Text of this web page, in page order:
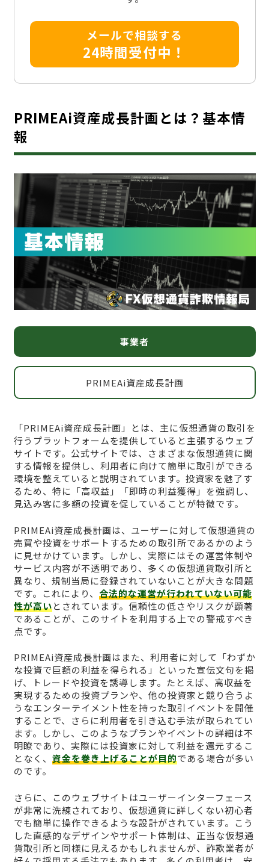
メールで相談する
24時間受付中！
PRIMEAi資産成長計画とは？基本情
報
事業者
PRIMEAi資産成長計画
「PRIMEAi資産成長計画」とは、主に仮想通貨の取引を
行うプラットフォームを提供していると主張するウェブ
サイトです。公式サイトでは、さまざまな仮想通貨に関
する情報を提供し、利用者に向けて簡単に取引ができる
環境を整えていると説明されています。投資家を魅了す
るため、特に「高収益」「即時の利益獲得」を強調し、
見込み客に多額の投資を促していることが特徴です。
PRIMEAi資産成長計画は、ユーザーに対して仮想通貨の
売買や投資をサポートするための取引所であるかのよう
に見せかけています。しかし、実際にはその運営体制や
サービス内容が不透明であり、多くの仮想通貨取引所と
異なり、規制当局に登録されていないことが大きな問題
です。これにより、 合法的な運営が行われていない可能
性が高いとされています。信頼性の低さやリスクが顕著
であることが、このサイトを利用する上での警戒すべき
点です。
PRIMEAi資産成長計画はまた、利用者に対して「わずか
な投資で巨額の利益を得られる」といった宣伝文句を掲
げ、トレードや投資を誘導します。たとえば、高収益を
実現するための投資プランや、他の投資家と競り合うよ
うなエンターテイメント性を持った取引イベントを開催
することで、さらに利用者を引き込む手法が取られてい
ます。しかし、このようなプランやイベントの詳細は不
明瞭であり、実際には投資家に対して利益を還元するこ
となく、 資金を巻き上げることが目的である場合が多い
のです。
さらに、このウェブサイトはユーザーインターフェース
が非常に洗練されており、仮想通貨に詳しくない初心者
でも簡単に操作できるような設計がされています。こう
した直感的なデザインやサポート体制は、正当な仮想通
貨取引所と同様に見えるかもしれませんが、詐欺業者が